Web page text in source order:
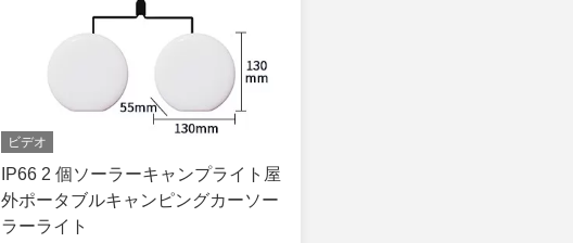
ビデオ
IP66 2 個ソーラーキャンプライト屋
外ポータブルキャンピングカーソー
ラーライト